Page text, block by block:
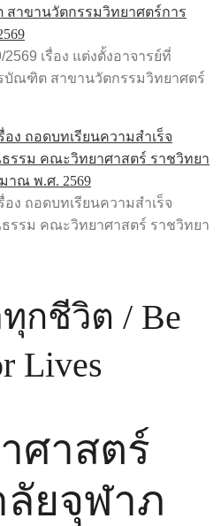
าขานวัตกรรมวิทยาศตร์การ
เรื่อง แต่งตั้งอาจารย์ที่
บัณฑิต สาขานวัตกรรมวิทยาศตร์
ง ถอดบทเรียนความสำเร็จ
รรม คณะวิทยาศาสตร์ ราชวิทยา
าณ พ.ศ. 2569
ง ถอดบทเรียนความสำเร็จ
รรม คณะวิทยาศาสตร์ ราชวิทยา
กชีวิต / Be
Lives
ศาสตร์
ยจุฬาภ